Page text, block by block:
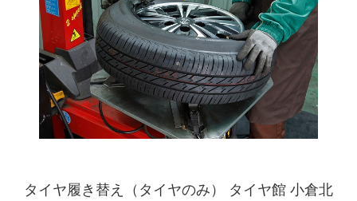
タイヤ履き替え（タイヤのみ） タイヤ館 小倉北